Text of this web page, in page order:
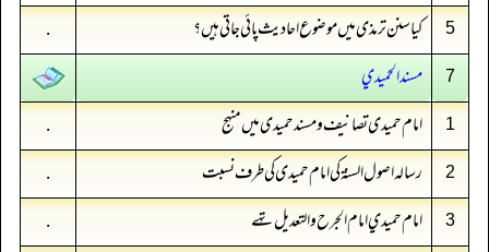
5 کیا سنن ترمذی میں موضوع احادیث پائی جاتی ہیں؟ .
7 مسند الحميدي
1 امام حمیدی تصانیف و مسند حمیدی میں منہج .
2 رسالہ اصول السنۃ کی امام حمیدی کی طرف نسبت .
3 امام حميدي امام الجرح والتعديل تهے .